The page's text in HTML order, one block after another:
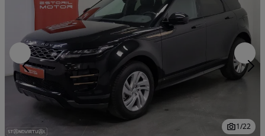
1/22